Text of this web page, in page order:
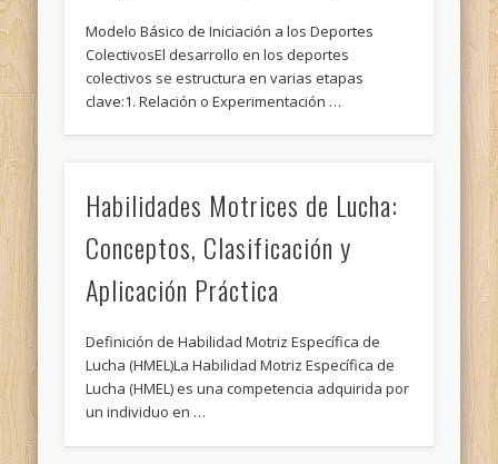
Modelo Básico de Iniciación a los Deportes
ColectivosEl desarrollo en los deportes
colectivos se estructura en varias etapas
clave:1. Relación o Experimentación …
Habilidades Motrices de Lucha:
Conceptos, Clasificación y
Aplicación Práctica
Definición de Habilidad Motriz Específica de
Lucha (HMEL)La Habilidad Motriz Específica de
Lucha (HMEL) es una competencia adquirida por
un individuo en …